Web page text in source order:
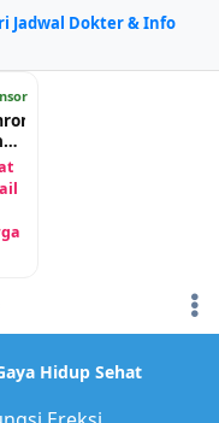
Jadwal Dokter & Info
Hidup Sehat